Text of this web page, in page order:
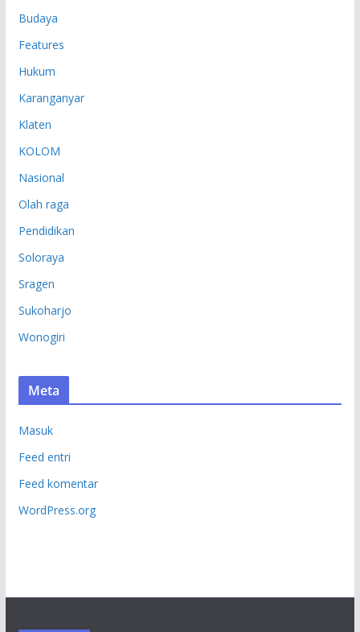
Budaya
Features
Hukum
Karanganyar
Klaten
KOLOM
Nasional
Olah raga
Pendidikan
Soloraya
Sragen
Sukoharjo
Wonogiri
Meta
Masuk
Feed entri
Feed komentar
WordPress.org